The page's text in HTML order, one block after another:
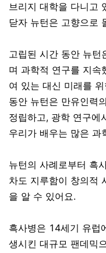
브리지 대학을 다니고
닫자 뉴턴은 고향으로
고립된 시간 동안 뉴턴
며 과학적 연구를 지속
여 있는 대신 미래를
동안 뉴턴은 만유인력
정립하고, 광학 연구에
우리가 배우는 많은 과
뉴턴의 사례로부터 흑
차도 지루함이 창의적
을 알 수 있어요.
흑사병은 14세기 유럽
생시킨 대규모 팬데믹